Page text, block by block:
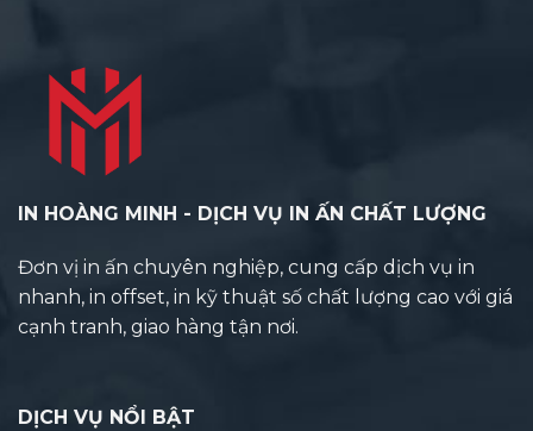
IN HOÀNG MINH - DỊCH VỤ IN ẤN CHẤT LƯỢNG
Đơn vị in ấn chuyên nghiệp, cung cấp dịch vụ in
nhanh, in offset, in kỹ thuật số chất lượng cao với giá
cạnh tranh, giao hàng tận nơi.
DỊCH VỤ NỔI BẬT